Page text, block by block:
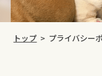
トップ プライバシー